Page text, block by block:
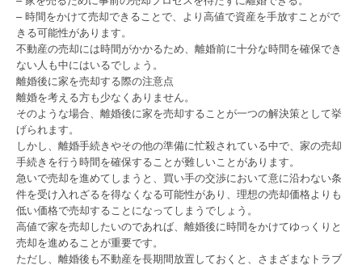
– 時間をかけて売却できることで、より高値で資産を手放すことがで
きる可能性があります。
不動産の売却には時間がかかるため、離婚前に十分な時間を確保でき
ない人も中にはいるでしょう。
離婚後に家を売却する際の注意点
離婚を考える方も少なくありません。
そのような場合、離婚後に家を売却することが一つの解決策として挙
げられます。
しかし、離婚手続きやその他の準備に忙殺されている中で、家の売却
手続きを行う時間を確保することが難しいことがあります。
急いで売却を進めてしまうと、買い手の交渉において意に沿わない条
件を受け入れざるを得なくなる可能性があり、理想の売却価格よりも
低い価格で売却することになってしまうでしょう。
高値で家を売却したいのであれば、離婚後に時間をかけてゆっくりと
売却を進めることが重要です。
ただし、離婚後も不動産を長期間放置しておくと、さまざまなトラブ